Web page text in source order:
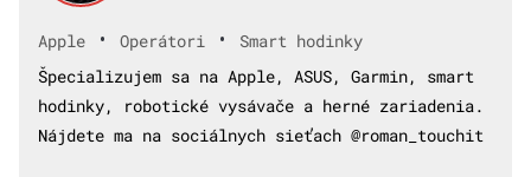
Apple • Operátori •
Smart hodinky
Špecializujem sa na Apple, ASUS, Garmin, smart
hodinky, robotické vysávače a herné zariadenia.
Nájdete ma na sociálnych sieťach @roman_touchit